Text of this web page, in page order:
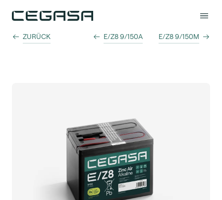
ZURÜCK E/Z8 9/150A E/Z8 9/150M